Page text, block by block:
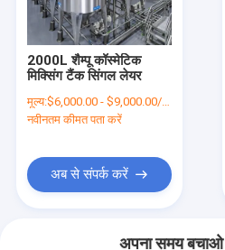
2000L शैम्पू कॉस्मेटिक
मिक्सिंग टैंक सिंगल लेयर
मूल्य:$6,000.00 - $9,000.00/Sets
नवीनतम कीमत पता करें
अब से संपर्क करें
अपना समय बचाओ